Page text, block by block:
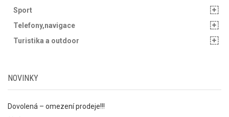
Sport
Telefony,navigace
Turistika a outdoor
NOVINKY
Dovolená – omezení prodeje!!!